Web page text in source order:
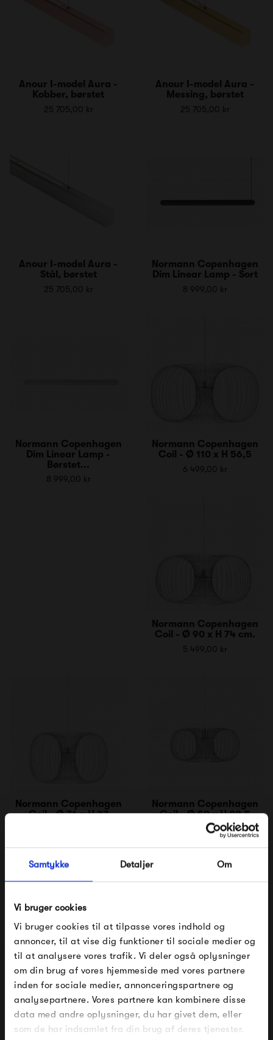
Samtykke Detaljer Om
Vi bruger cookies
Vi bruger cookies til at tilpasse vores indhold og
annoncer, til at vise dig funktioner til sociale medier og
til at analysere vores trafik. Vi deler også oplysninger
om din brug af vores hjemmeside med vores partnere
inden for sociale medier, annonceringspartnere og
analysepartnere. Vores partnere kan kombinere disse
data med andre oplysninger, du har givet dem, eller
som de har indsamlet fra din brug af deres tjenester.
Anour I-model Aura -
Kobber, børstet
25 705,00 kr
Anour I-model Aura -
Messing, børstet
25 705,00 kr
Anour I-model Aura -
Stål, børstet
25 705,00 kr
Normann Copenhagen
Dim Linear Lamp - Sort
8 999,00 kr
Normann Copenhagen
Dim Linear Lamp -
Børstet...
8 999,00 kr
Normann Copenhagen
Coil - Ø 110 x H 56,5
6 499,00 kr
Normann Copenhagen
Coil - Ø 90 x H 74 cm.
5 499,00 kr
Normann Copenhagen
Coil - Ø 76 x H 37
Normann Copenhagen
Coil - Ø 50 x H 22,5
3 499,00 kr
HAY Bonbon 310
Lampeskærm
4 449,00 kr
Verpan VP Globe Pendel
Børstet Alu
12 995,00 kr
FÅ 10% PÅ DIN NÆSTE ORDRE
Indtast din e-mail, så sender vi rabatkoden til dig på
mail. Minimumsbeløb er 499 kr. for at indløse
rabatten.